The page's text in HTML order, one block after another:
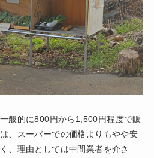
般的に800円から1,500円程度で販
、スーパーでの価格よりもやや安
、理由としては中間業者を介さ